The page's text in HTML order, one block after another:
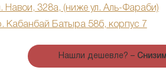
Навои, 328а, (ниже ул. Аль-Фараби)
Кабанбай Батыра 58б, корпус 7
Нашли дешевле? –